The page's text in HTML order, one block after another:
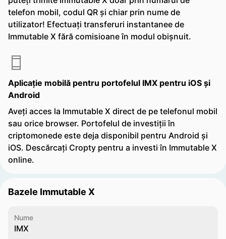
telefon mobil, codul QR și chiar prin nume de
utilizator! Efectuați transferuri instantanee de
Immutable X fără comisioane în modul obișnuit.
Aplicație mobilă pentru portofelul IMX pentru iOS și
Android
Aveți acces la Immutable X direct de pe telefonul mobil
sau orice browser. Portofelul de investiții în
criptomonede este deja disponibil pentru Android și
iOS. Descărcați Cropty pentru a investi în Immutable X
online.
Bazele Immutable X
Nume
IMX